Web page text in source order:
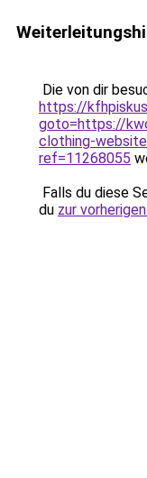
Die von dir
https://
goto=https://
clothing-
ref=11268055
Falls du diese
du zur